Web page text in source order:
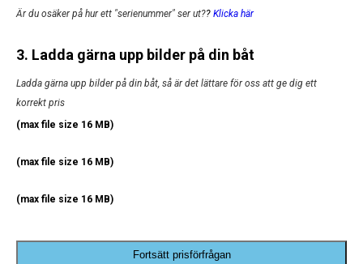
Är du osäker på hur ett "serienummer" ser ut?? Klicka här
3. Ladda gärna upp bilder på din båt
Ladda gärna upp bilder på din båt, så är det lättare för oss att ge dig ett
korrekt pris
(max file size 16 MB)
(max file size 16 MB)
(max file size 16 MB)
Fortsätt prisförfrågan